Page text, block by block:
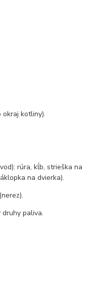
okraj kotliny).
rúra, kĺb, strieška na
na dvierka).
paliva.